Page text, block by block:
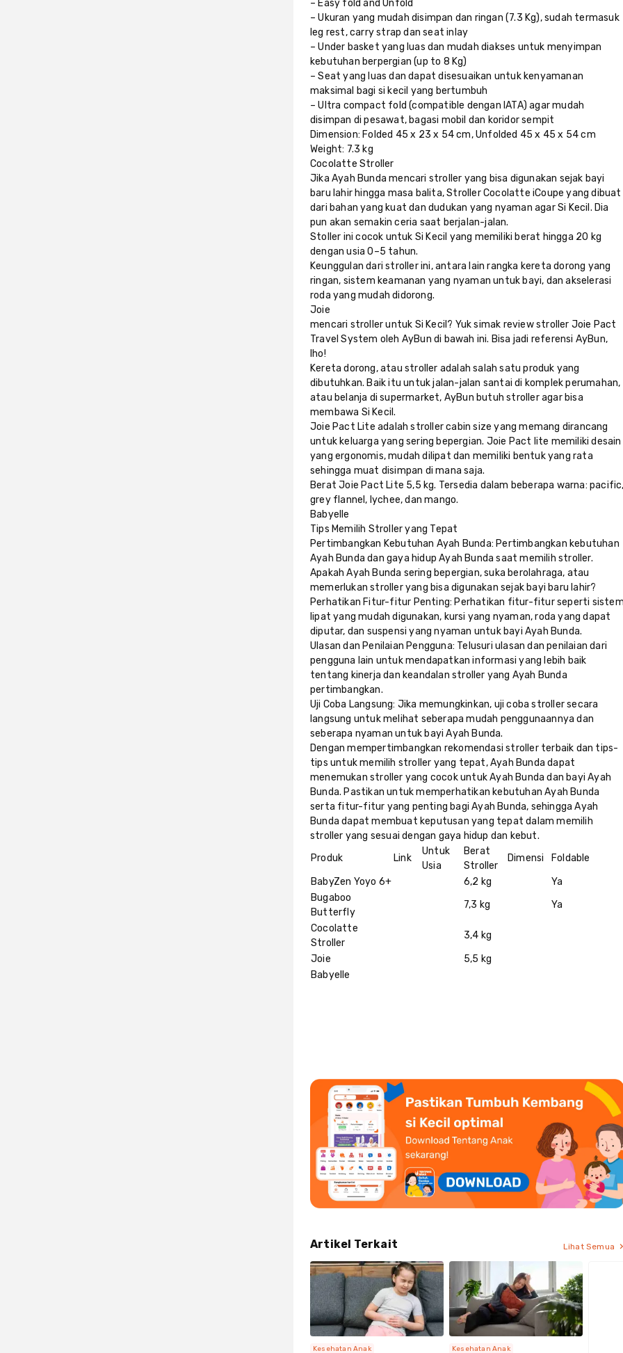
– Easy fold and Unfold
– Ukuran yang mudah disimpan dan ringan (7.3 Kg), sudah termasuk
leg rest, carry strap dan seat inlay
– Under basket yang luas dan mudah diakses untuk menyimpan
kebutuhan berpergian (up to 8 Kg)
– Seat yang luas dan dapat disesuaikan untuk kenyamanan
maksimal bagi si kecil yang bertumbuh
– Ultra compact fold (compatible dengan IATA) agar mudah
disimpan di pesawat, bagasi mobil dan koridor sempit
Dimension: Folded 45 x 23 x 54 cm, Unfolded 45 x 45 x 54 cm
Weight: 7.3 kg
Cocolatte Stroller
Jika Ayah Bunda mencari stroller yang bisa digunakan sejak bayi
baru lahir hingga masa balita, Stroller Cocolatte iCoupe yang dibuat
dari bahan yang kuat dan dudukan yang nyaman agar Si Kecil. Dia
pun akan semakin ceria saat berjalan-jalan.
Stoller ini cocok untuk Si Kecil yang memiliki berat hingga 20 kg
dengan usia 0–5 tahun.
Keunggulan dari stroller ini, antara lain rangka kereta dorong yang
ringan, sistem keamanan yang nyaman untuk bayi, dan akselerasi
roda yang mudah didorong.
Joie
mencari stroller untuk Si Kecil? Yuk simak review stroller Joie Pact
Travel System oleh AyBun di bawah ini. Bisa jadi referensi AyBun,
lho!
Kereta dorong, atau stroller adalah salah satu produk yang
dibutuhkan. Baik itu untuk jalan-jalan santai di komplek perumahan,
atau belanja di supermarket, AyBun butuh stroller agar bisa
membawa Si Kecil.
Joie Pact Lite adalah stroller cabin size yang memang dirancang
untuk keluarga yang sering bepergian. Joie Pact lite memiliki desain
yang ergonomis, mudah dilipat dan memiliki bentuk yang rata
sehingga muat disimpan di mana saja.
Berat Joie Pact Lite 5,5 kg. Tersedia dalam beberapa warna:
grey flannel, lychee, dan mango.
Babyelle
Tips Memilih Stroller yang Tepat
Pertimbangkan Kebutuhan Ayah Bunda: Pertimbangkan kebutuhan
Ayah Bunda dan gaya hidup Ayah Bunda saat memilih stroller.
Apakah Ayah Bunda sering bepergian, suka berolahraga, atau
memerlukan stroller yang bisa digunakan sejak bayi baru lahir?
Perhatikan Fitur-fitur Penting: Perhatikan fitur-fitur seperti
lipat yang mudah digunakan, kursi yang nyaman, roda yang dapat
diputar, dan suspensi yang nyaman untuk bayi Ayah Bunda.
Ulasan dan Penilaian Pengguna: Telusuri ulasan dan penilaian dari
pengguna lain untuk mendapatkan informasi yang lebih baik
tentang kinerja dan keandalan stroller yang Ayah Bunda
pertimbangkan.
Uji Coba Langsung: Jika memungkinkan, uji coba stroller secara
langsung untuk melihat seberapa mudah penggunaannya dan
seberapa nyaman untuk bayi Ayah Bunda.
Dengan mempertimbangkan rekomendasi stroller terbaik dan tips-
tips untuk memilih stroller yang tepat, Ayah Bunda dapat
menemukan stroller yang cocok untuk Ayah Bunda dan bayi Ayah
Bunda. Pastikan untuk memperhatikan kebutuhan Ayah Bunda
serta fitur-fitur yang penting bagi Ayah Bunda, sehingga Ayah
Bunda dapat membuat keputusan yang tepat dalam memilih
stroller yang sesuai dengan gaya hidup dan kebut.
Produk
Link
Untuk
Usia
Berat
Stroller
Dimensi
Foldable
BabyZen Yoyo 6+
6,2 kg
Ya
Bugaboo
Butterfly
7,3 kg
Ya
Cocolatte
Stroller
3,4 kg
Joie
5,5 kg
Babyelle
Artikel Terkait Lihat Semua
Kesehatan Anak Kesehatan Anak